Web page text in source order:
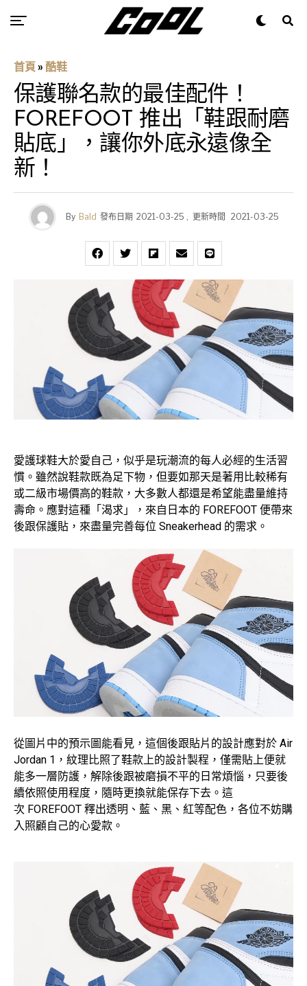
首頁 » 酷鞋
保護聯名款的最佳配件！
FOREFOOT 推出「鞋跟耐磨
貼底」，讓你外底永遠像全
新！
By Bald 發布日期 2021-03-25 , 更新時間 2021-03-25
愛護球鞋大於愛自己，似乎是玩潮流的每人必經的生活習
慣。雖然說鞋款既為足下物，但要如那天是著用比較稀有
或二級市場價高的鞋款，大多數人都還是希望能盡量維持
壽命。應對這種「渴求」，來自日本的 FOREFOOT 便帶來
後跟保護貼，來盡量完善每位 Sneakerhead 的需求。
從圖片中的預示圖能看見，這個後跟貼片的設計應對於 Air
Jordan 1，紋理比照了鞋款上的設計製程，僅需貼上便就
能多一層防護，解除後跟被磨損不平的日常煩惱，只要後
續依照使用程度，隨時更換就能保存下去。這
次 FOREFOOT 釋出透明、藍、黑、紅等配色，各位不妨購
入照顧自己的心愛款。